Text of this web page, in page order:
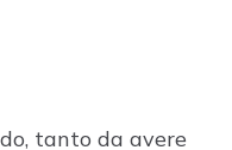
tanto da avere